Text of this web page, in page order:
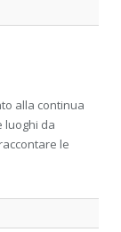
alla continua
luoghi da
le